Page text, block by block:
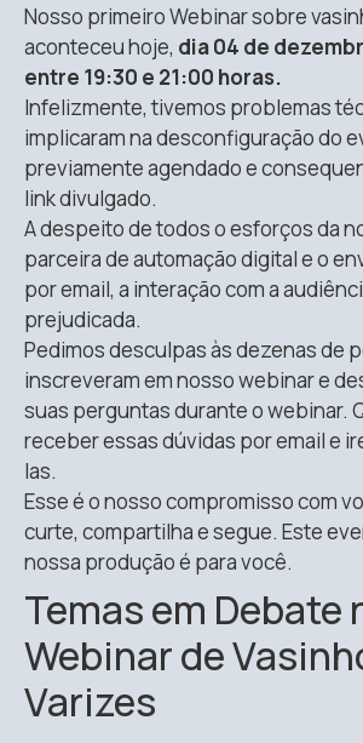
Nosso primeiro Webinar sobre
aconteceu hoje, dia 04 de
entre 19:30 e 21:00 horas.
Infelizmente, tivemos problemas
implicaram na desconfiguração do
previamente agendado e
link divulgado.
A despeito de todos o esforços da
parceira de automação digital e o
por email, a interação com a
prejudicada.
Pedimos desculpas às dezenas de
inscreveram em nosso webinar e
suas perguntas durante o webinar.
receber essas dúvidas por email e
las.
Esse é o nosso compromisso com
curte, compartilha e segue. Este
nossa produção é para você.
Temas em Debate
Webinar de
Varizes